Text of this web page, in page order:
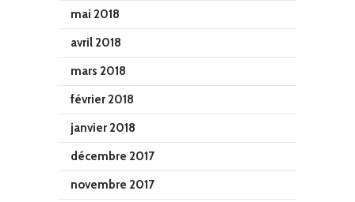
mai 2018
avril 2018
mars 2018
février 2018
janvier 2018
décembre 2017
novembre 2017